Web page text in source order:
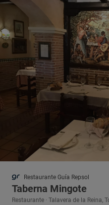
Restaurante Guía Repsol
Taberna Mingote
Restaurante · Talavera de la Reina,